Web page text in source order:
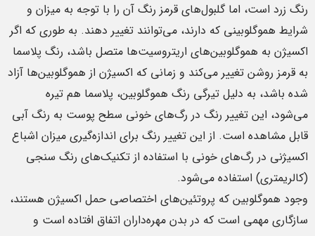
رنگ زرد است، اما گلبول‌های قرمز رنگ آن را با توجه به میزان و
شرایط هموگلوبینی که دارند، می‌توانند تغییر دهند. به طوری که اگر
اکسیژن به هموگلوبین‌های اریتروسیت‌ها متصل باشد، رنگ پلاسما
به قرمز روشن تغییر می‌کند و زمانی که اکسیژن از هموگلوبین‌ها آزاد
شده باشد، به دلیل تیرگی رنگ هموگلوبین، پلاسما هم تیره
می‌شود، این تغییر رنگ در رگ‌های خونی سطح پوست به رنگ آبی
قابل مشاهده است. از این تغییر رنگ برای اندازه‌گیری میزان اشباع
اکسیژنی در رگ‌های خونی با استفاده از تکنیک‌های رنگ‌ سنجی
(کالریمتری) استفاده می‌شود.
وجود هموگلوبین که پروتئین‌های اختصاصی حمل اکسیژن هستند،
سازگاری مهمی است که در بدن مهره‌داران اتفاق افتاده است و